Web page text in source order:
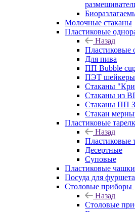
Молочные стаканы
Пластиковые
Назад
Пластиковые
Для пива
ПП Bubble
ПЭТ шейкеры
Стаканы
Стаканы из
Стаканы ПП
Стакан
Пластиковые
Назад
Пластиковые
Десертные
Суповые
Пластиковые чашки
Посуда для фуршета
Столовые приборы
Назад
Столовые